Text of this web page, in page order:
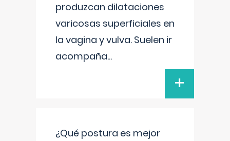
produzcan dilataciones
varicosas superficiales en
la vagina y vulva. Suelen ir
acompaña...
+
¿Qué postura es mejor